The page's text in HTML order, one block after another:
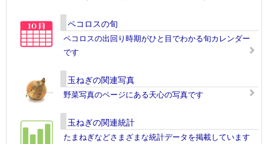
ペコロスの旬
ペコロスの出回り時期がひと目でわかる旬カレンダー
です
玉ねぎの関連写真
野菜写真のページにある天心の写真です
玉ねぎの関連統計
たまねぎなどさまざまな統計データを掲載しています